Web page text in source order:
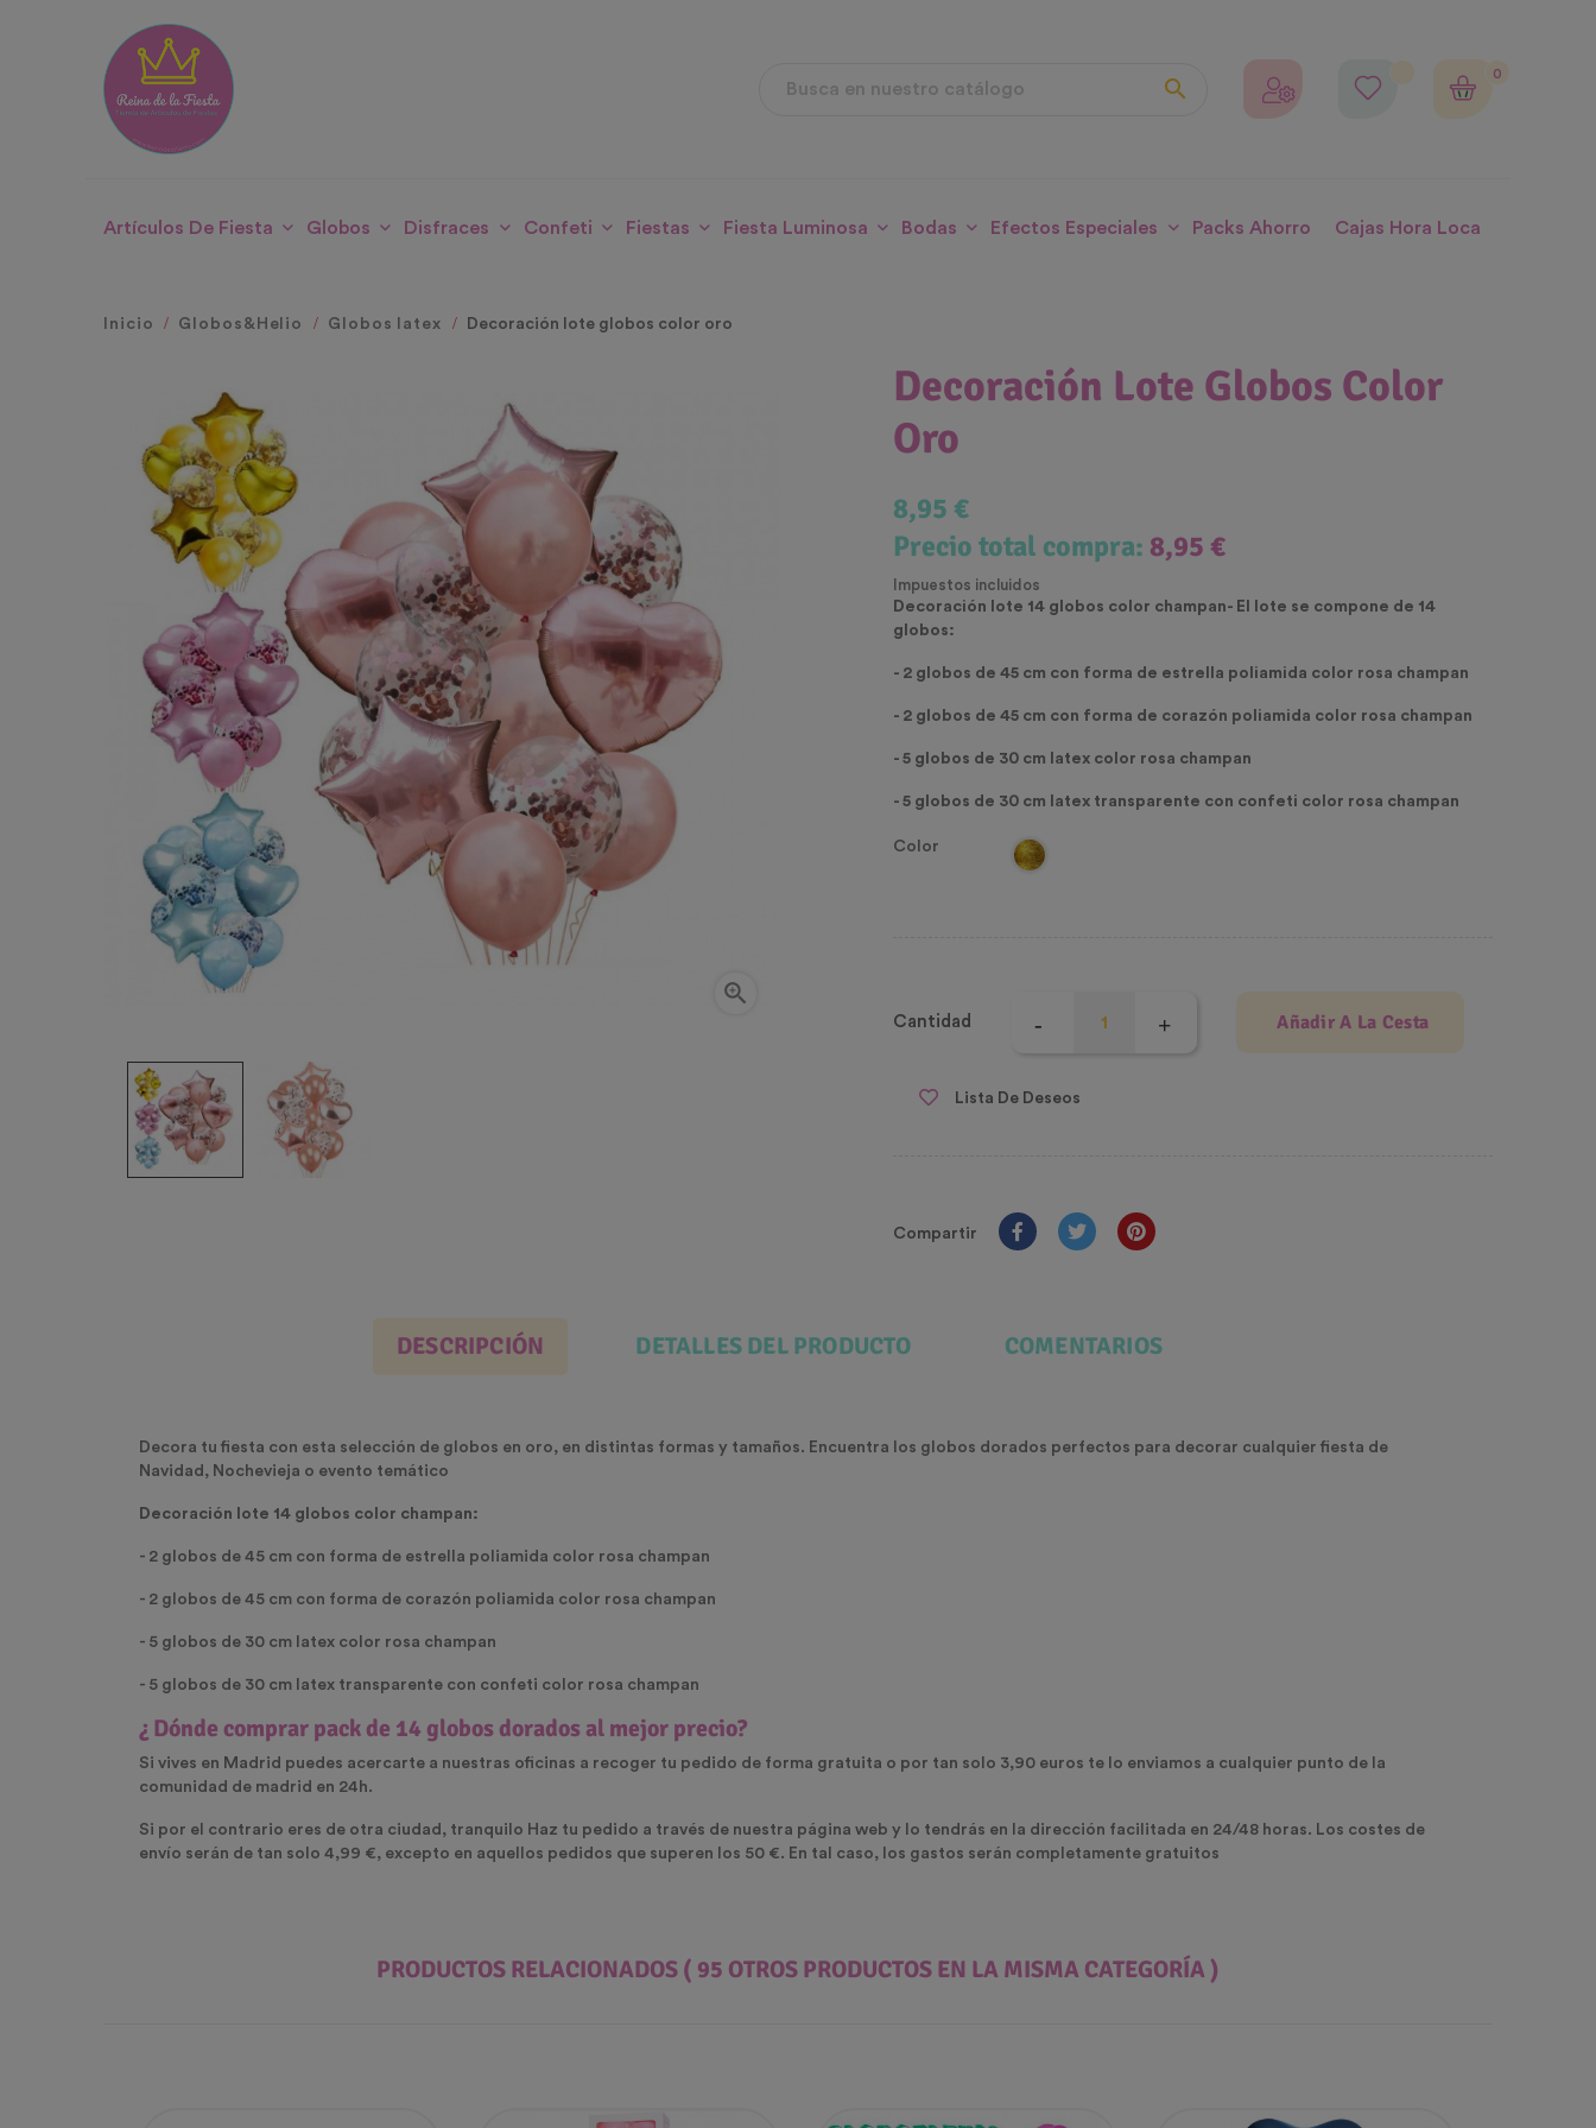

0
Artículos De Fiesta Globos Disfraces Confeti Fiestas Fiesta Luminosa Bodas Efectos Especiales Packs Ahorro Cajas Hora Loca
Inicio Globos&Helio Globos latex Decoración lote globos color oro

Decoración Lote Globos Color
Oro
8,95 €
Precio total compra: 8,95 €
Impuestos incluidos
Decoración lote 14 globos color champan- El lote se compone de 14
globos:
- 2 globos de 45 cm con forma de estrella poliamida color rosa champan
- 2 globos de 45 cm con forma de corazón poliamida color rosa champan
- 5 globos de 30 cm latex color rosa champan
- 5 globos de 30 cm latex transparente con confeti color rosa champan
Color
Cantidad Añadir A La Cesta
Lista De Deseos
Compartir
DESCRIPCIÓN DETALLES DEL PRODUCTO COMENTARIOS
Decora tu fiesta con esta selección de globos en oro, en distintas formas y tamaños. Encuentra los globos dorados perfectos para decorar cualquier fiesta de
Navidad, Nochevieja o evento temático
Decoración lote 14 globos color champan:
- 2 globos de 45 cm con forma de estrella poliamida color rosa champan
- 2 globos de 45 cm con forma de corazón poliamida color rosa champan
- 5 globos de 30 cm latex color rosa champan
- 5 globos de 30 cm latex transparente con confeti color rosa champan
¿ Dónde comprar pack de 14 globos dorados al mejor precio?
Si vives en Madrid puedes acercarte a nuestras oficinas a recoger tu pedido de forma gratuita o por tan solo 3,90 euros te lo enviamos a cualquier punto de la
comunidad de madrid en 24h.
Si por el contrario eres de otra ciudad, tranquilo Haz tu pedido a través de nuestra página web y lo tendrás en la dirección facilitada en 24/48 horas. Los costes de
envío serán de tan solo 4,99 €, excepto en aquellos pedidos que superen los 50 €. En tal caso, los gastos serán completamente gratuitos
PRODUCTOS RELACIONADOS ( 95 OTROS PRODUCTOS EN LA MISMA CATEGORÍA )